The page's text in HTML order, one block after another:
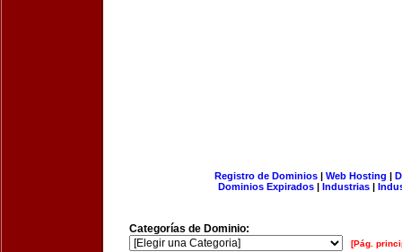
Registro de Dominios| Web Hosting |
Dominios Expirados | Industrias |
Categorías de Dominio:
[Pág.